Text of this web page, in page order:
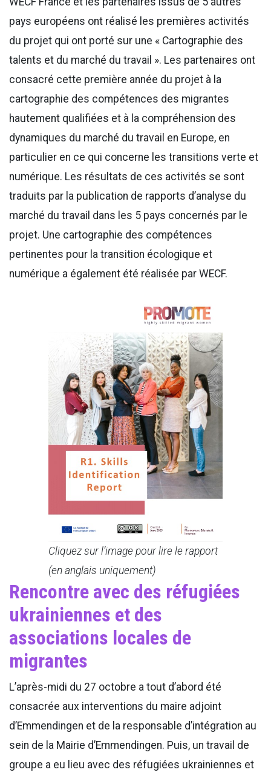
pays européens ont réalisé les premières activités
du projet qui ont porté sur une « Cartographie des
talents et du marché du travail ». Les partenaires ont
consacré cette première année du projet à la
cartographie des compétences des migrantes
hautement qualifiées et à la compréhension des
dynamiques du marché du travail en Europe, en
particulier en ce qui concerne les transitions verte et
numérique. Les résultats de ces activités se sont
traduits par la publication de rapports d’analyse du
marché du travail dans les 5 pays concernés par le
projet. Une cartographie des compétences
pertinentes pour la transition écologique et
numérique a également été réalisée par WECF.
Cliquez sur l’image pour lire le rapport
(en anglais uniquement)
Rencontre avec des réfugiées
ukrainiennes et des
associations locales de
migrantes
L’après-midi du 27 octobre a tout d’abord été
consacrée aux interventions du maire adjoint
d’Emmendingen et de la responsable d’intégration au
sein de la Mairie d’Emmendingen. Puis, un travail de
groupe a eu lieu avec des réfugiées ukrainiennes et